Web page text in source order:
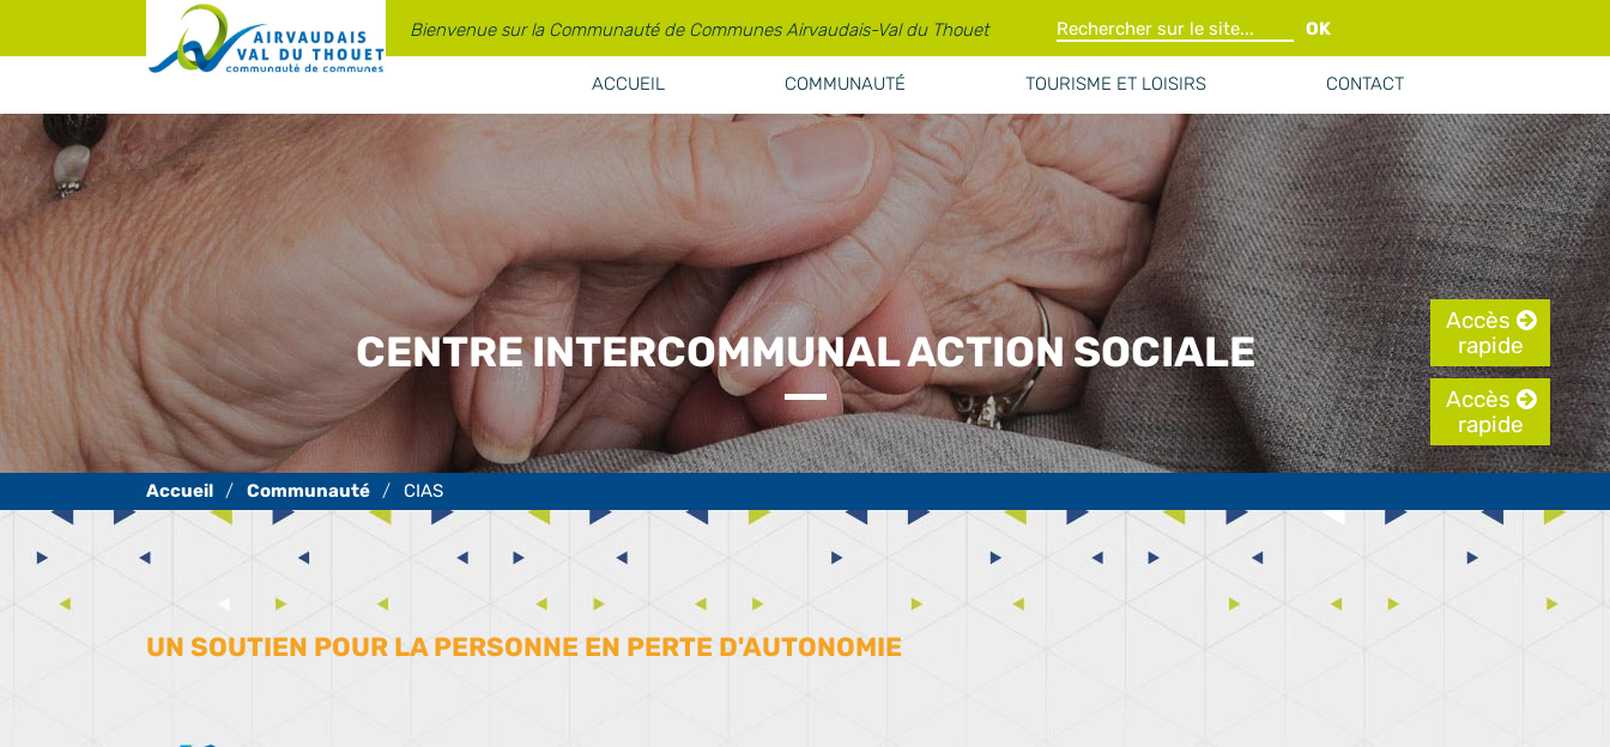
Bienvenue sur la Communauté de Communes Airvaudais-Val du Thouet OK
ACCUEIL COMMUNAUTÉ TOURISME ET LOISIRS CONTACT
Communauté CIAS
UN SOUTIEN POUR LA PERSONNE EN PERTE D'AUTONOMIE
CENTRE INTERCOMMUNAL ACTION SOCIALE
Accès
rapide
Accès
rapide
Panneau de gestion des cookies